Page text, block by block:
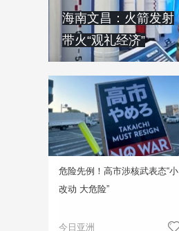
海南文昌：火箭发射
带火“观礼经济”
危险先例！高市涉核武表态“小
改动 大危险”
今日亚洲